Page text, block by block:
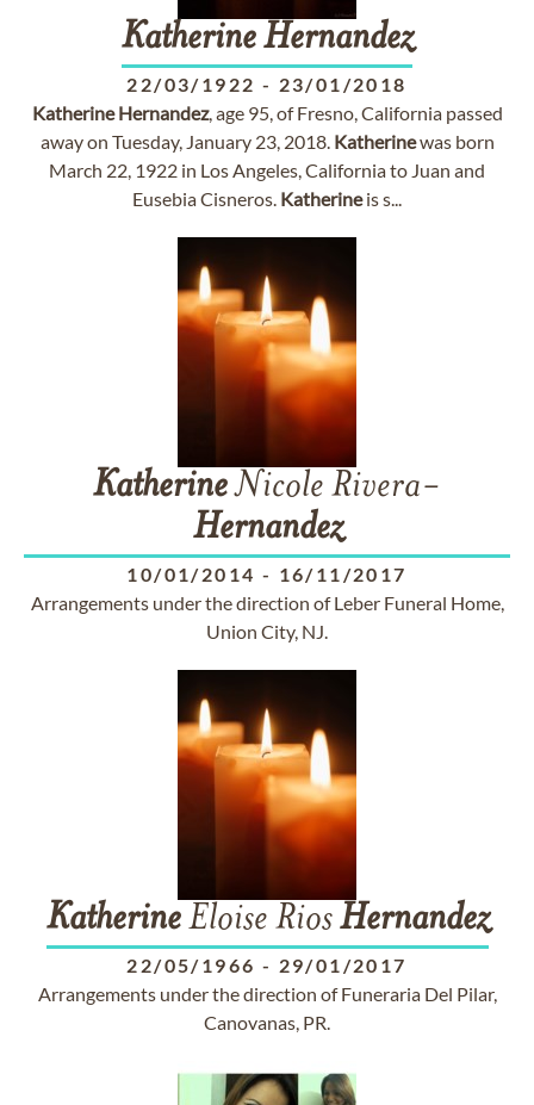
KatherineHernandez
22/03/1922 - 23/01/2018
Katherine Hernandez, age 95, of Fresno, California passed
away on Tuesday, January 23, 2018. Katherinewas born
March 22, 1922 in Los Angeles, California to Juan and
Eusebia Cisneros. Katherineis s...
KatherineNicole Rivera-
Hernandez
10/01/2014 - 16/11/2017
Arrangements under the direction of Leber Funeral Home,
Union City, NJ.
KatherineEloise RiosHernandez
22/05/1966 - 29/01/2017
Arrangements under the direction of Funeraria Del Pilar,
Canovanas, PR.